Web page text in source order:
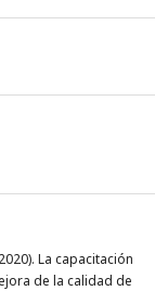
La capacitación
de la calidad de